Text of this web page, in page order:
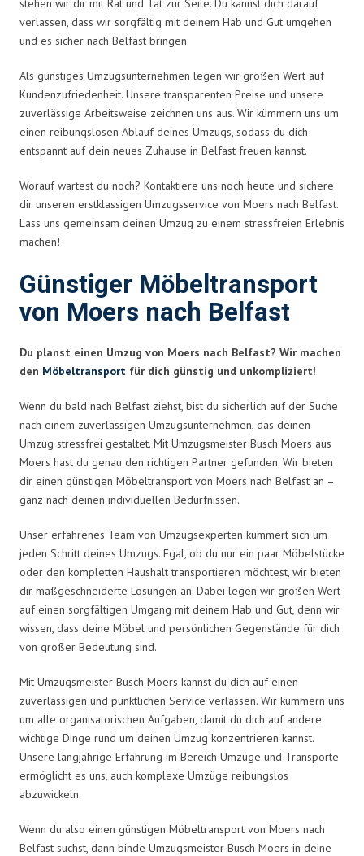
stehen wir dir mit Rat und Tat zur Seite. Du kannst dich darauf
verlassen, dass wir sorgfältig mit deinem Hab und Gut umgehen
und es sicher nach Belfast bringen.
Als günstiges Umzugsunternehmen legen wir großen Wert auf
Kundenzufriedenheit. Unsere transparenten Preise und unsere
zuverlässige Arbeitsweise zeichnen uns aus. Wir kümmern uns um
einen reibungslosen Ablauf deines Umzugs, sodass du dich
entspannt auf dein neues Zuhause in Belfast freuen kannst.
Worauf wartest du noch? Kontaktiere uns noch heute und sichere
dir unseren erstklassigen Umzugsservice von Moers nach Belfast.
Lass uns gemeinsam deinen Umzug zu einem stressfreien Erlebnis
machen!
Günstiger Möbeltransport
von Moers nach Belfast
Du planst einen Umzug von Moers nach Belfast? Wir machen
den Möbeltransport für dich günstig und unkompliziert!
Wenn du bald nach Belfast ziehst, bist du sicherlich auf der Suche
nach einem zuverlässigen Umzugsunternehmen, das deinen
Umzug stressfrei gestaltet. Mit Umzugsmeister Busch Moers aus
Moers hast du genau den richtigen Partner gefunden. Wir bieten
dir einen günstigen Möbeltransport von Moers nach Belfast an –
ganz nach deinen individuellen Bedürfnissen.
Unser erfahrenes Team von Umzugsexperten kümmert sich um
jeden Schritt deines Umzugs. Egal, ob du nur ein paar Möbelstücke
oder den kompletten Haushalt transportieren möchtest, wir bieten
dir maßgeschneiderte Lösungen an. Dabei legen wir großen Wert
auf einen sorgfältigen Umgang mit deinem Hab und Gut, denn wir
wissen, dass deine Möbel und persönlichen Gegenstände für dich
von großer Bedeutung sind.
Mit Umzugsmeister Busch Moers kannst du dich auf einen
zuverlässigen und pünktlichen Service verlassen. Wir kümmern uns
um alle organisatorischen Aufgaben, damit du dich auf andere
wichtige Dinge rund um deinen Umzug konzentrieren kannst.
Unsere langjährige Erfahrung im Bereich Umzüge und Transporte
ermöglicht es uns, auch komplexe Umzüge reibungslos
abzuwickeln.
Wenn du also einen günstigen Möbeltransport von Moers nach
Belfast suchst, dann binde Umzugsmeister Busch Moers in deine